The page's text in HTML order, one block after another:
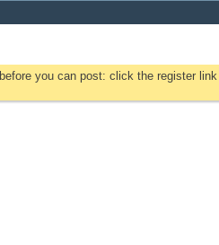
before you can post: click the register